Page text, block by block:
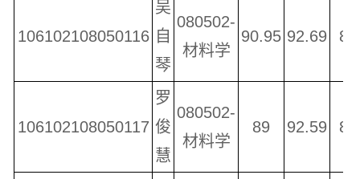
106102108050116
吴
自
琴
080502-
材料学
90.95 92.69
106102108050117
罗
俊
慧
080502-
材料学
89 92.59